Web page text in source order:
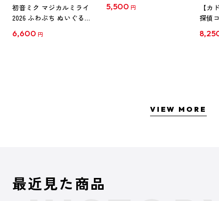
初音ミク マジカルミライ
2026 ふわぷち ぬいぐるみ
6,600 円
5,500 円
【カ
探偵
クリ
VIEW MORE
最近見た商品